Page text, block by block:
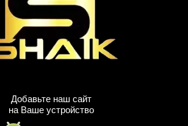
Добавьте наш сайт
на Ваше устройство